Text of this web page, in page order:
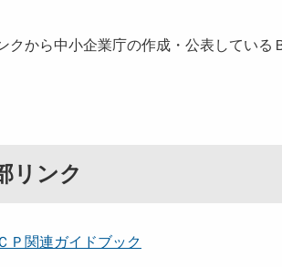
クから中小企業庁の作成・公表してい
リンク
Ｐ関連ガイドブック